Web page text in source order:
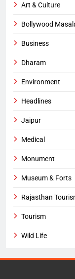
Art & Culture
Bollywood
Business
Dharam
Environment
Headlines
Jaipur
Medical
Monument
Museum & Forts
Rajasthan
Tourism
Wild Life